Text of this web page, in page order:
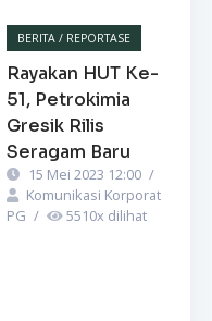
BERITA / REPORTASE
Rayakan HUT Ke-
51, Petrokimia
Gresik Rilis
Seragam Baru
15 Mei 2023 12:00 /
Komunikasi Korporat
PG / 5510x dilihat